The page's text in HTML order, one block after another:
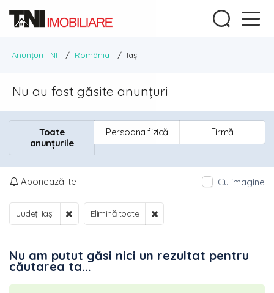
Anunțuri TNI / România / Iași
Nu au fost găsite anunțuri
Toate
anunțurile
Persoana fizică Firmă
Abonează-te Cu imagine
Județ: Iași Elimină toate
Nu am putut găsi nici un rezultat pentru
căutarea ta...